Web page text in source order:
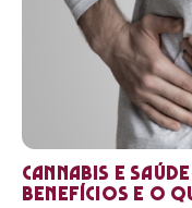
Cannabis e
benefícios e o